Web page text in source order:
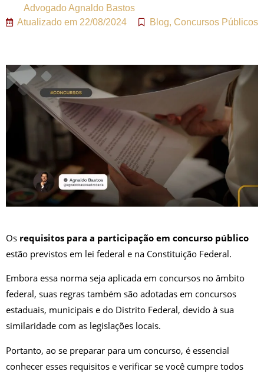
AdvogadoAgnaldo Bastos
Atualizado em 22/08/2024 Blog, Concursos Públicos
Os requisitos para a participação em concurso público
estão previstos em lei federal e na Constituição Federal.
Embora essa norma seja aplicada em concursos no âmbito
federal, suas regras também são adotadas em concursos
estaduais, municipais e do Distrito Federal, devido à sua
similaridade com as legislações locais.
Portanto, ao se preparar para um concurso, é essencial
conhecer esses requisitos e verificar se você cumpre todos